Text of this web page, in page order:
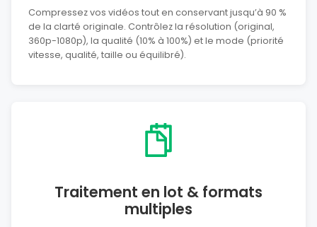
Compressez vos vidéos tout en conservant jusqu’à 90 %
de la clarté originale. Contrôlez la résolution (original,
360p-1080p), la qualité (10% à 100%) et le mode (priorité
vitesse, qualité, taille ou équilibré).
Traitement en lot & formats
multiples